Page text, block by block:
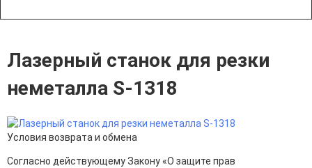
Лазерный станок для резки
неметалла S-1318
Условия возврата и обмена
Согласно действующему Закону «О защите прав